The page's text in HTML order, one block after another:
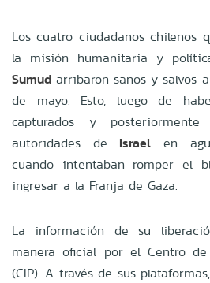
Los cuatro ciudadanos chilenos
la misión humanitaria y
Sumud arribaron sanos y salvos a
de mayo. Esto, luego de
capturados y
autoridades de Israel en
cuando intentaban romper el
ingresar a la Franja de Gaza.
La información de su
manera oficial por el Centro de
(CIP). A través de sus